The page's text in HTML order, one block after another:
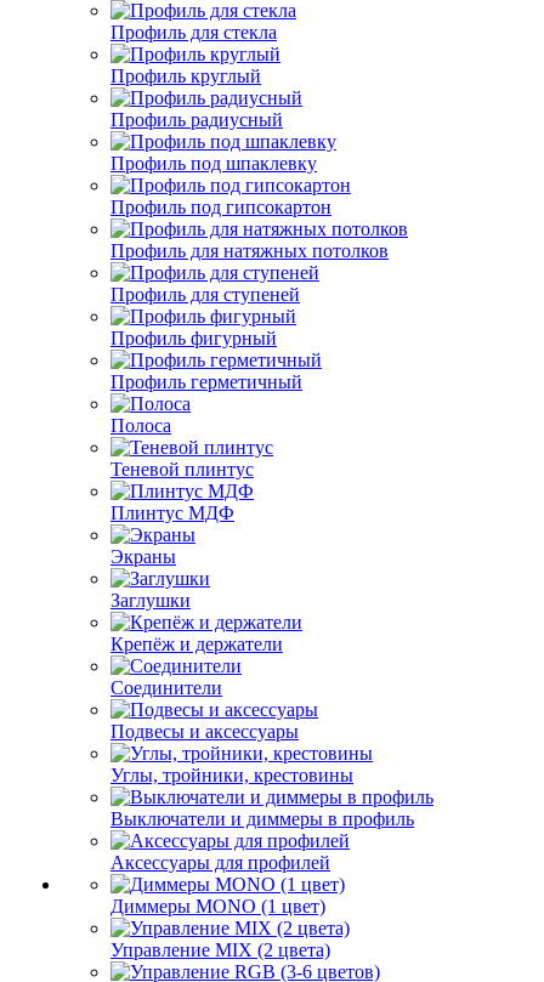
Профиль для стекла
Профиль круглый
Профиль радиусный
Профиль под шпаклевку
Профиль под гипсокартон
Профиль для натяжных потолков
Профиль для ступеней
Профиль фигурный
Профиль герметичный
Полоса
Теневой плинтус
Плинтус МДФ
Экраны
Заглушки
Крепёж и держатели
Соединители
Подвесы и аксессуары
Углы, тройники, крестовины
Выключатели и диммеры в профиль
Аксессуары для профилей
Диммеры MONO (1 цвет)
Управление MIX (2 цвета)